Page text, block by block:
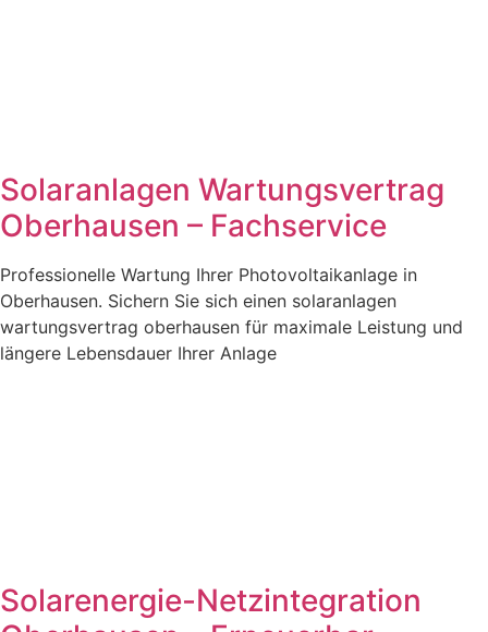
Solaranlagen Wartungsvertrag
Oberhausen – Fachservice
Professionelle Wartung Ihrer Photovoltaikanlage in
Oberhausen. Sichern Sie sich einen solaranlagen
wartungsvertrag oberhausen für maximale Leistung und
längere Lebensdauer Ihrer Anlage
Solarenergie-Netzintegration